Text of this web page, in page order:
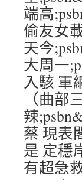
端高
偷友女
天今
大周一
入駭 軍
（曲部
辣
蔡 現表
是 定穩
有超急